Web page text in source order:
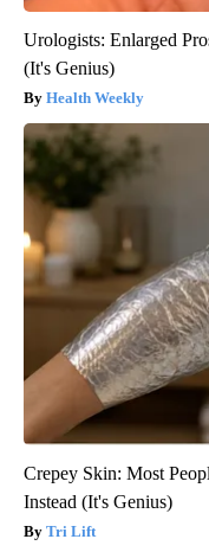
Urologists: Enlarged
(It's Genius)
Health Weekly
Crepey Skin: Most
Instead (It's Genius)
Tri Lift